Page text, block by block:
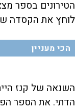
הטירונים בספר
לוחץ את הקסדה
הכי מעניין
השנאה של קנז
הדתי. את הספר